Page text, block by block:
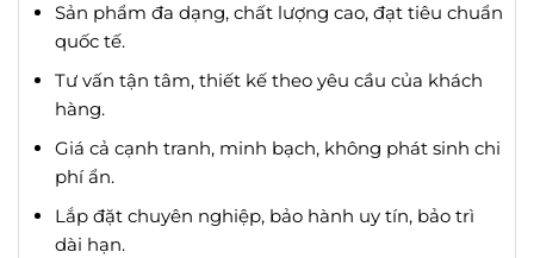
Sản phẩm đa dạng, chất lượng cao, đạt tiêu chuẩn
quốc tế.
Tư vấn tận tâm, thiết kế theo yêu cầu của khách
hàng.
Giá cả cạnh tranh, minh bạch, không phát sinh chi
phí ẩn.
Lắp đặt chuyên nghiệp, bảo hành uy tín, bảo trì
dài hạn.